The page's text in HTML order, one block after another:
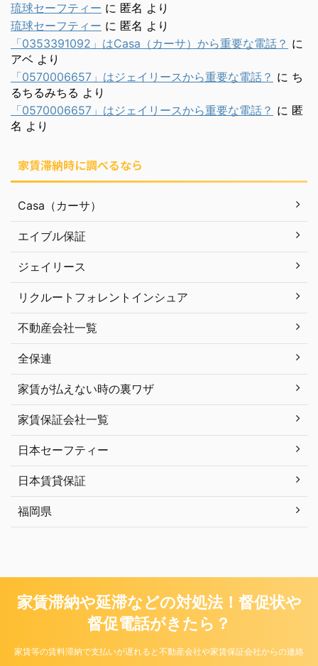
琉球セーフティー に 匿名 より
琉球セーフティー に 匿名 より
「0353391092」はCasa（カーサ）から重要な電話？ に
アベ より
「0570006657」はジェイリースから重要な電話？ に ち
るちるみちる より
「0570006657」はジェイリースから重要な電話？ に 匿
名 より
家賃滞納時に調べるなら
Casa（カーサ）
エイブル保証
ジェイリース
リクルートフォレントインシュア
不動産会社一覧
全保連
家賃が払えない時の裏ワザ
家賃保証会社一覧
日本セーフティー
日本賃貸保証
福岡県
家賃滞納や延滞などの対処法！督促状や
督促電話がきたら？
家賃等の賃料滞納で支払いが遅れると不動産会社や家賃保証会社からの連絡